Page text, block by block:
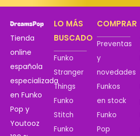
Tienda
online
española
especializada
en Funko
Pop y
Youtooz
LO MÁS
BUSCADO
Funko
Stranger
Things
Funko
Stitch
Funko
COMPRAR
Preventas
y
novedades
Funkos
en stock
Funko
Pop